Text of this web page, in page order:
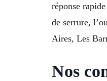
réponse
de serrure,
Aires, Les
Nos